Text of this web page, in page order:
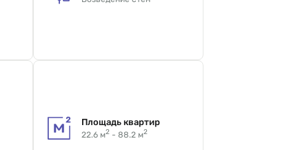
Площадь квартир
22.6 м2 - 88.2 м2